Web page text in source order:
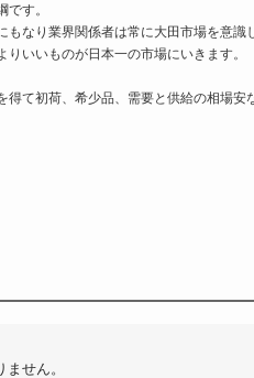
す。
なり業界関係者は常に大田市場を意識
いいものが日本一の市場にいきます。
得て初荷、希少品、需要と供給の相場安
せん。